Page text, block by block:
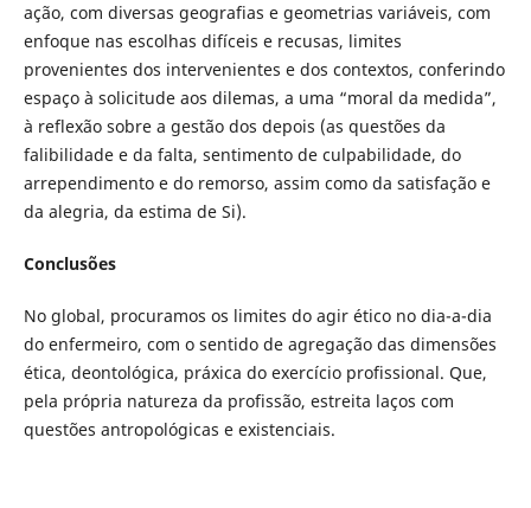
ação, com diversas geografias e geometrias variáveis, com
enfoque nas escolhas difíceis e recusas, limites
provenientes dos intervenientes e dos contextos, conferindo
espaço à solicitude aos dilemas, a uma “moral da medida”,
à reflexão sobre a gestão dos depois (as questões da
falibilidade e da falta, sentimento de culpabilidade, do
arrependimento e do remorso, assim como da satisfação e
da alegria, da estima de Si).
Conclusões
No global, procuramos os limites do agir ético no dia-a-dia
do enfermeiro, com o sentido de agregação das dimensões
ética, deontológica, práxica do exercício profissional. Que,
pela própria natureza da profissão, estreita laços com
questões antropológicas e existenciais.